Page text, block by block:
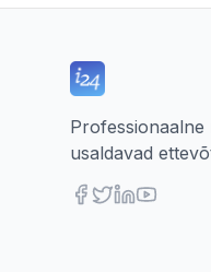
Professionaalne
usaldavad